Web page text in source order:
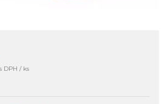
s DPH / ks